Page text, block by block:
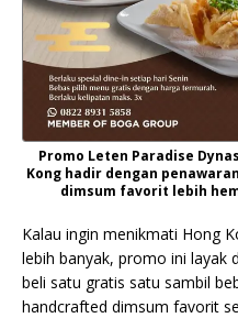
Promo Leten Paradise
Kong hadir dengan
dimsum favorit lebih
Kalau ingin menikmati Hong
lebih banyak, promo ini layak
beli satu gratis satu sambil
handcrafted dimsum favorit